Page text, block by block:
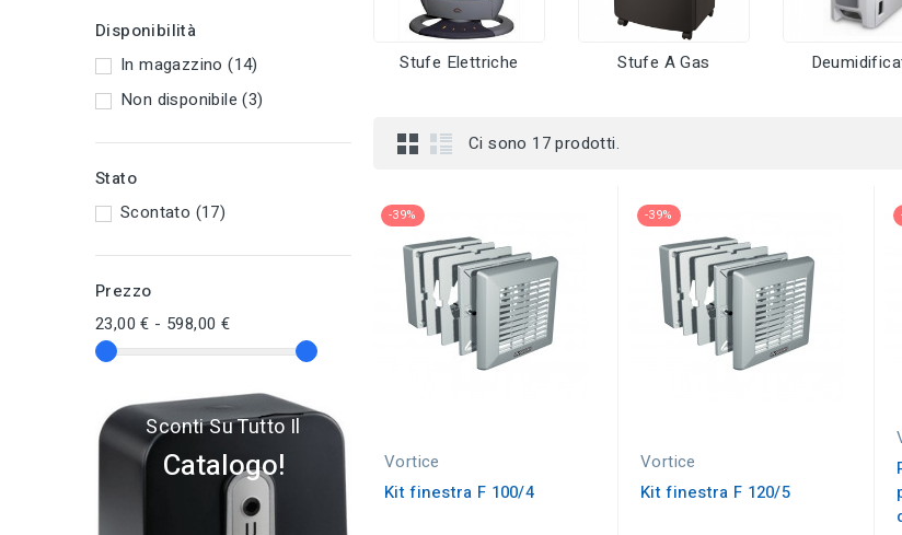
Disponibilità
In magazzino(14)
Non disponibile(3)
Stato
Scontato (17)
Prezzo
23,00 € - 598,00 €
Sconti Su Tutto Il
Catalogo!
Stufe Elettriche Stufe A Gas
Ci sono 17 prodotti.
-39%
Vortice
Kit finestra F 100/4
-39%
Vortice
Kit finestra F 120/5